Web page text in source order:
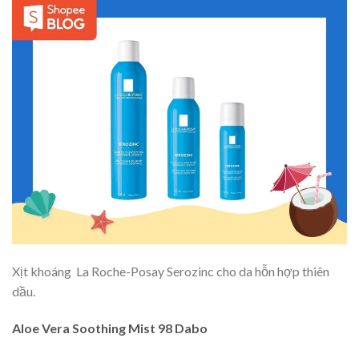
Xịt khoáng La Roche-Posay Serozinc cho da hỗn hợp thiên
dầu.
Aloe Vera Soothing Mist 98 Dabo